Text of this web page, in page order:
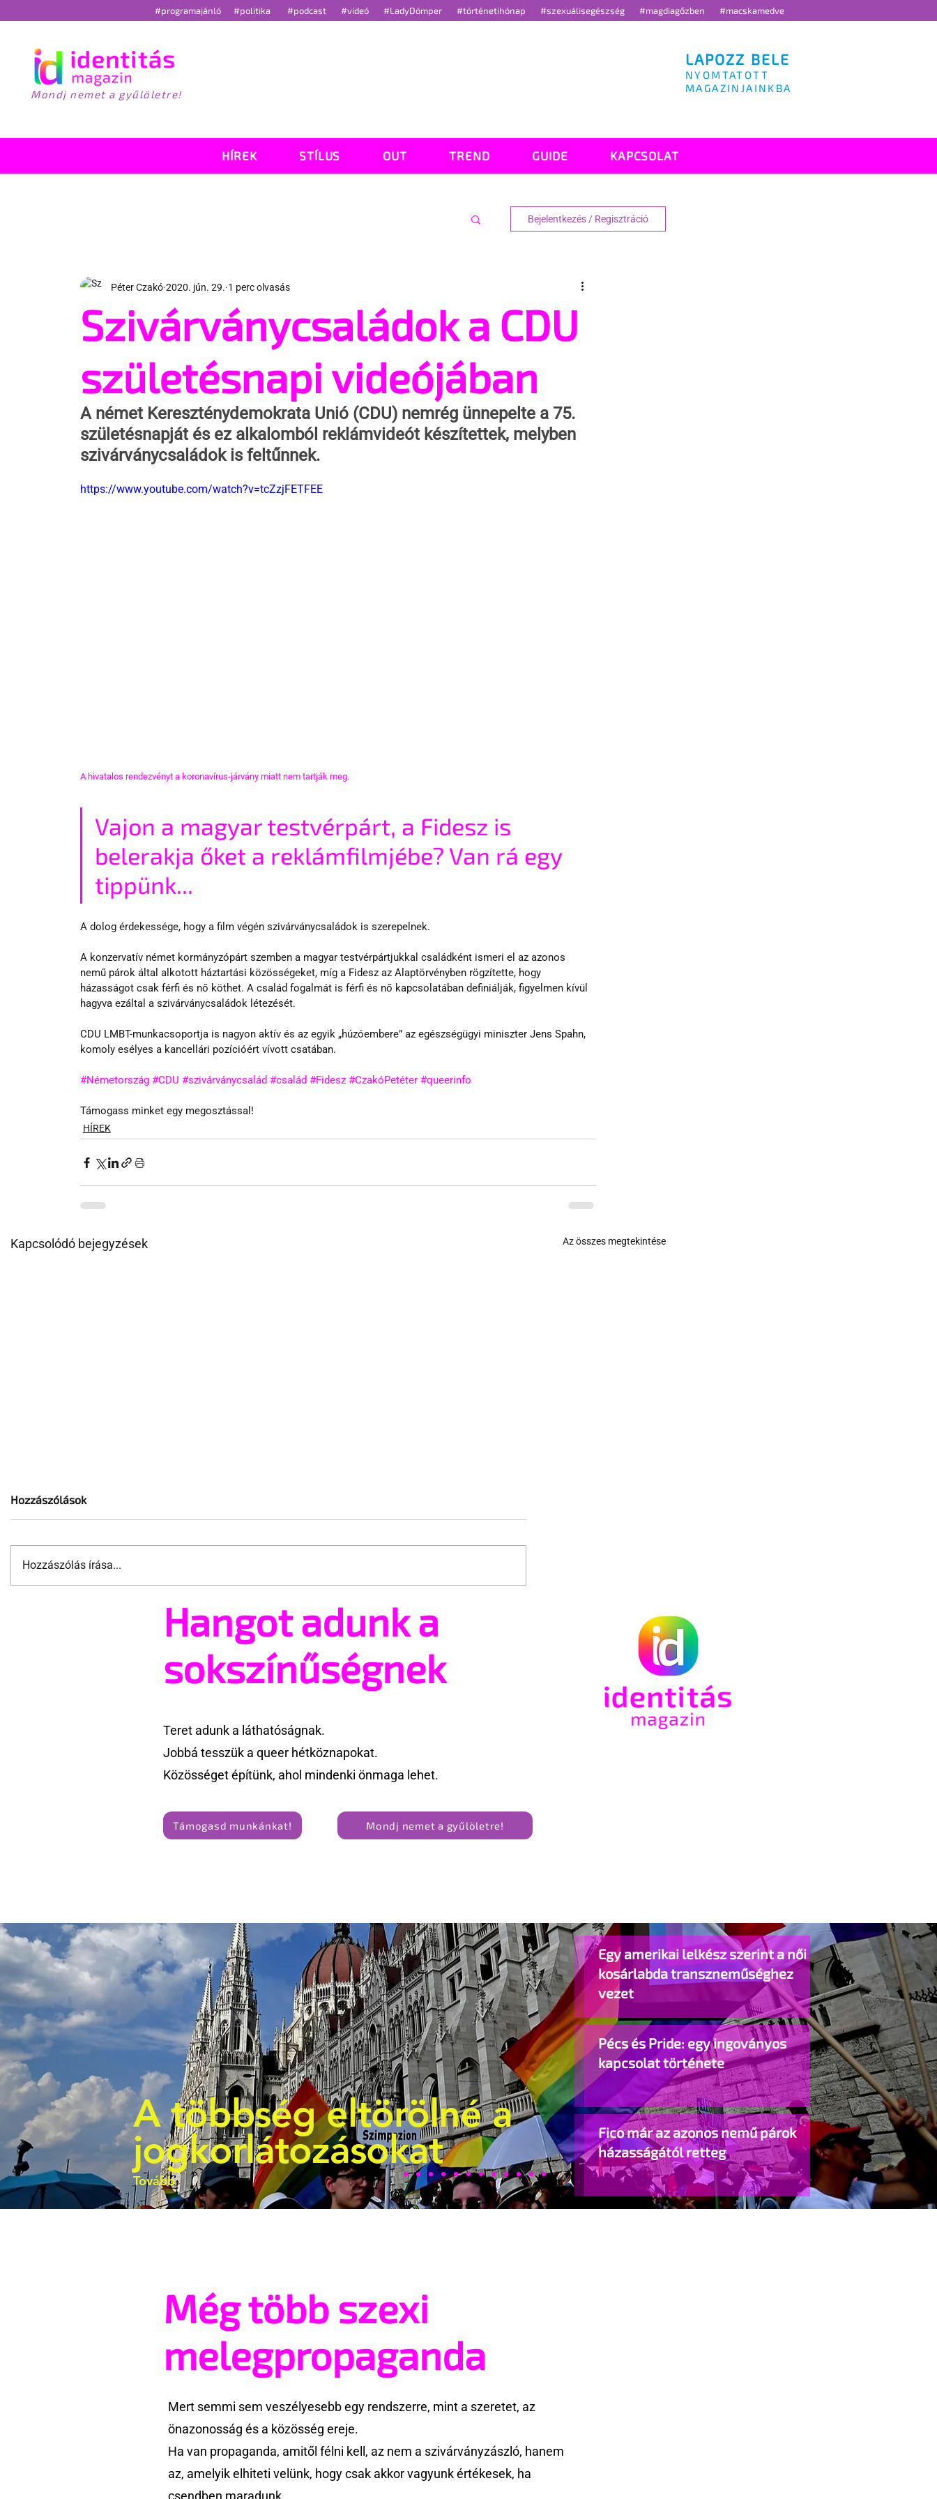
#programajánló #politika #podcast #videó #LadyDömper #történetihónap #szexuálisegészség #magdiagőzben #macskamedve
Mondj nemet a gyűlöletre!
LAPOZZ BELE
NYOMTATOTT
MAGAZINJAINKBA
HÍREK STÍLUS OUT TREND GUIDE KAPCSOLAT
Bejelentkezés / Regisztráció
Szivárványcsaládok a CDU
születésnapi videójában
Péter Czakó 2020. jún. 29. 1 perc olvasás
A német Kereszténydemokrata Unió (CDU) nemrég ünnepelte a 75.
születésnapját és ez alkalomból reklámvideót készítettek, melyben
szivárványcsaládok is feltűnnek.
https://www.youtube.com/watch?v=tcZzjFETFEE
A hivatalos rendezvényt a koronavírus-járvány miatt nem tartják meg.
Vajon a magyar testvérpárt, a Fidesz is
belerakja őket a reklámfilmjébe? Van rá egy
tippünk...
A dolog érdekessége, hogy a film végén szivárványcsaládok is szerepelnek.
A konzervatív német kormányzópárt szemben a magyar testvérpártjukkal családként ismeri el az azonos
nemű párok által alkotott háztartási közösségeket, míg a Fidesz az Alaptörvényben rögzítette, hogy
házasságot csak férfi és nő köthet. A család fogalmát is férfi és nő kapcsolatában definiálják, figyelmen kívül
hagyva ezáltal a szivárványcsaládok létezését.
CDU LMBT-munkacsoportja is nagyon aktív és az egyik „húzóembere” az egészségügyi miniszter Jens Spahn,
komoly esélyes a kancellári pozícióért vívott csatában.
#Németország #CDU #szivárványcsalád #család #Fidesz #CzakóPetéter #queerinfo
Támogass minket egy megosztással!
HÍREK
Kapcsolódó bejegyzések Az összes megtekintése
A mellrákszűrésről senki sem
beszél a mellkasi műtétek
Támogathatsz és ajánlhatsz:
Te is részt vehetsz a Pécs
Pride megvalósításában
Hozzászólások
Hozzászólás írása...
Hangot adunk a
sokszínűségnek
Teret adunk a láthatóságnak.
Jobbá tesszük a queer hétköznapokat.
Közösséget építünk, ahol mindenki önmaga lehet.
Támogasd munkánkat! Mondj nemet a gyűlöletre!
A többség eltörölné a
jogkorlátozásokat
Tovább
Egy amerikai lelkész szerint a női
kosárlabda transzneműséghez
vezet
Pécs és Pride: egy ingoványos
kapcsolat története
Fico már az azonos nemű párok
házasságától retteg
Még több szexi
melegpropaganda
Mert semmi sem veszélyesebb egy rendszerre, mint a szeretet, az
önazonosság és a közösség ereje.
Ha van propaganda, amitől félni kell, az nem a szivárványzászló, hanem
az, amelyik elhiteti velünk, hogy csak akkor vagyunk értékesek, ha
csendben maradunk.